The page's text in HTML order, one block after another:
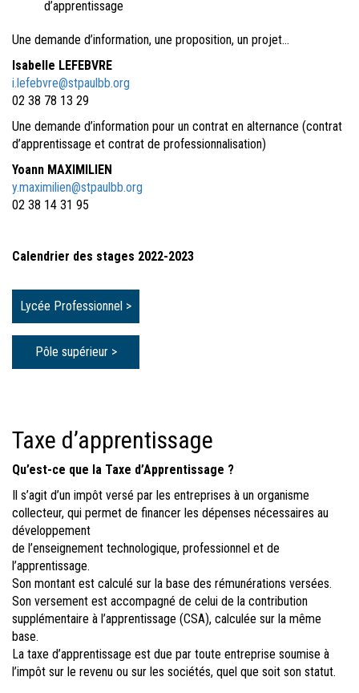
d’apprentissage
Une demande d’information, une proposition, un projet…
Isabelle LEFEBVRE
i.lefebvre@stpaulbb.org
02 38 78 13 29
Une demande d’information pour un contrat en alternance (contrat
d’apprentissage et contrat de professionnalisation)
Yoann MAXIMILIEN
y.maximilien@stpaulbb.org
02 38 14 31 95
Calendrier des stages 2022-2023
Lycée Professionnel >
Pôle supérieur >
Taxe d’apprentissage
Qu’est-ce que la Taxe d’Apprentissage ?
Il s’agit d’un impôt versé par les entreprises à un organisme
collecteur, qui permet de financer les dépenses nécessaires au
développement
de l’enseignement technologique, professionnel et de
l’apprentissage.
Son montant est calculé sur la base des rémunérations versées.
Son versement est accompagné de celui de la contribution
supplémentaire à l’apprentissage (CSA), calculée sur la même
base.
La taxe d’apprentissage est due par toute entreprise soumise à
l’impôt sur le revenu ou sur les sociétés, quel que soit son statut.